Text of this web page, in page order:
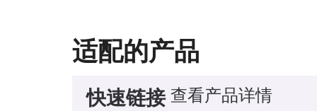
适配的产品
快速链接 查看产品详情